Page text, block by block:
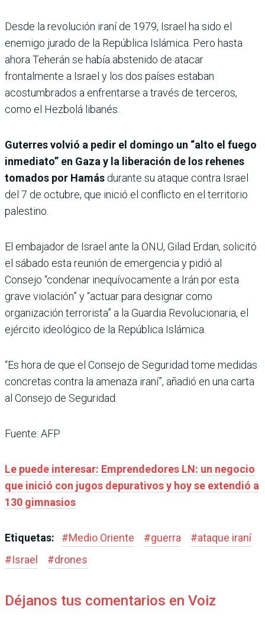
Desde la revolución iraní de 1979, Israel ha sido el
enemigo jurado de la República Islámica. Pero hasta
ahora Teherán se había abstenido de atacar
frontalmente a Israel y los dos países estaban
acostumbrados a enfrentarse a través de terceros,
como el Hezbolá libanés.
Guterres volvió a pedir el domingo un “alto el fuego
inmediato” en Gaza y la liberación de los rehenes
tomados por Hamás durante su ataque contra Israel
del 7 de octubre, que inició el conflicto en el territorio
palestino.
El embajador de Israel ante la ONU, Gilad Erdan, solicitó
el sábado esta reunión de emergencia y pidió al
Consejo “condenar inequívocamente a Irán por esta
grave violación” y “actuar para designar como
organización terrorista” a la Guardia Revolucionaria, el
ejército ideológico de la República Islámica.
“Es hora de que el Consejo de Seguridad tome medidas
concretas contra la amenaza iraní”, añadió en una carta
al Consejo de Seguridad.
Fuente: AFP
Le puede interesar: Emprendedores LN: un negocio
que inició con jugos depurativos y hoy se extendió a
130 gimnasios
Etiquetas: #Medio Oriente #guerra #ataque iraní
#Israel #drones
Déjanos tus comentarios en Voiz